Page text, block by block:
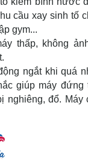
cầu xay sinh tố
gym...
thấp, không
ngắt khi quá
giúp máy đứng
nghiêng, đổ. Máy